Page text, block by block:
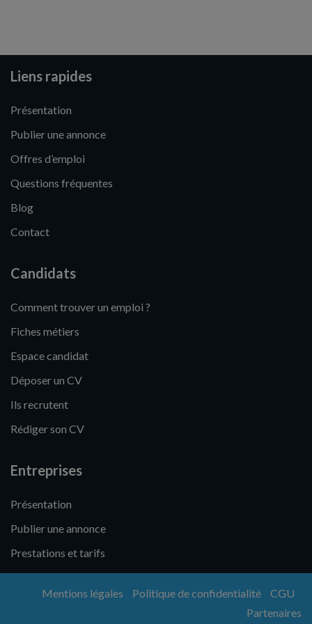
Liens rapides
Présentation
Publier une annonce
Offres d’emploi
Questions fréquentes
Blog
Contact
Candidats
Comment trouver un emploi ?
Fiches métiers
Espace candidat
Déposer un CV
Ils recrutent
Rédiger son CV
Entreprises
Présentation
Publier une annonce
Prestations et tarifs
Mentions légales Politique de confidentialité
CGU
Partenaires